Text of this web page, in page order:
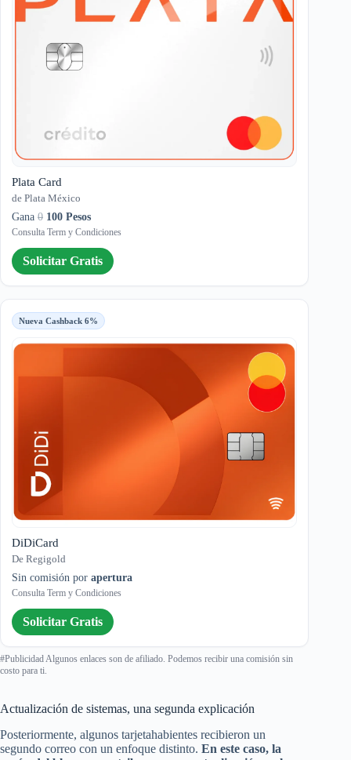
Plata Card
de Plata México
Gana 0 100 Pesos
Consulta Term y Condiciones
Solicitar Gratis
Nueva Cashback 6%
DiDiCard
De Regigold
Sin comisión por apertura
Consulta Term y Condiciones
Solicitar Gratis
#Publicidad Algunos enlaces son de afiliado. Podemos recibir una comisión sin
costo para ti.
Actualización de sistemas, una segunda explicación
Posteriormente, algunos tarjetahabientes recibieron un
segundo correo con un enfoque distinto. En este caso, la